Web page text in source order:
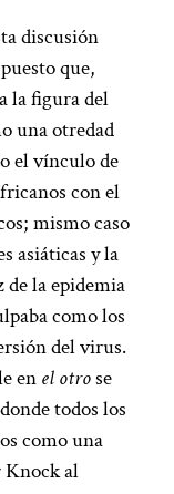
discusión
que,
la figura del
una otredad
el vínculo de
con el
mismo caso
asiáticas y la
la epidemia
como los
del virus.
en el otrose
todos los
como una
Knock al